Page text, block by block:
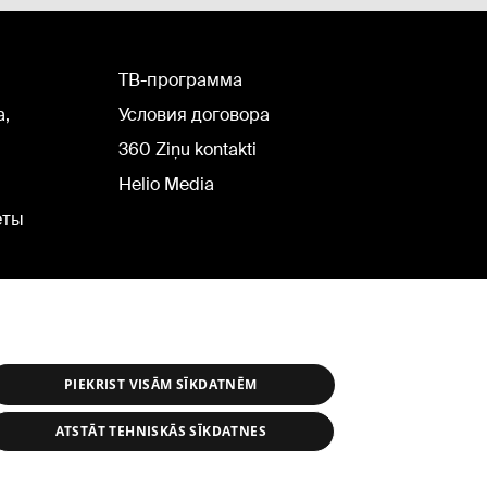
TВ-программа
Условия договора
360 Ziņu kontakti
Helio Media
PIEKRIST VISĀM SĪKDATNĒM
ATSTĀT TEHNISKĀS SĪKDATNES